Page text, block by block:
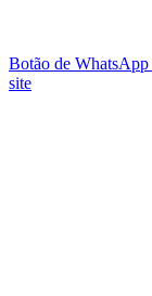
Botão de WhatsApp
site